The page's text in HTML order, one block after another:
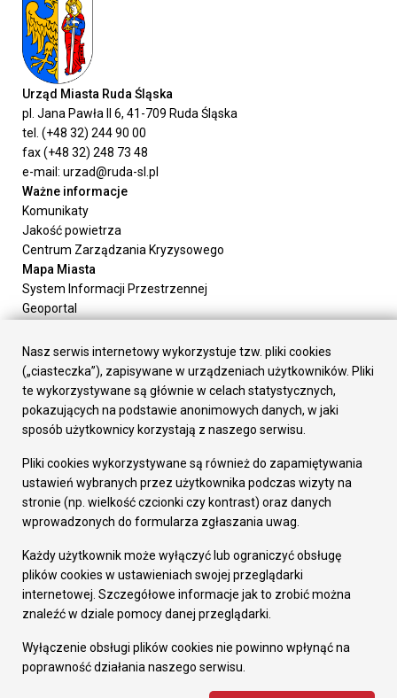
Urząd Miasta Ruda Śląska
pl. Jana Pawła II 6, 41-709 Ruda Śląska
tel. (+48 32) 244 90 00
fax (+48 32) 248 73 48
e-mail: urzad@ruda-sl.pl
Ważne informacje
Komunikaty
Jakość powietrza
Centrum Zarządzania Kryzysowego
Mapa Miasta
System Informacji Przestrzennej
Geoportal
Załatw sprawę
Prezydent Miasta
Rada Miasta
Wydziały
Elektroniczna Skrzynka Podawcza
Gospodarka
Fundusze europejskie
Środki krajowe
Oferty inwestycyjne
Pozostałe
Deklaracja dostępności
Dane osobowe
Dodaj opinię o witrynie
Nasz serwis internetowy wykorzystuje tzw. pliki cookies
(„ciasteczka”), zapisywane w urządzeniach użytkowników. Pliki
te wykorzystywane są głównie w celach statystycznych,
pokazujących na podstawie anonimowych danych, w jaki
sposób użytkownicy korzystają z naszego serwisu.
Pliki cookies wykorzystywane są również do zapamiętywania
ustawień wybranych przez użytkownika podczas wizyty na
stronie (np. wielkość czcionki czy kontrast) oraz danych
wprowadzonych do formularza zgłaszania uwag.
Każdy użytkownik może wyłączyć lub ograniczyć obsługę
plików cookies w ustawieniach swojej przeglądarki
internetowej. Szczegółowe informacje jak to zrobić można
znaleźć w dziale pomocy danej przeglądarki.
Wyłączenie obsługi plików cookies nie powinno wpłynąć na
poprawność działania naszego serwisu.